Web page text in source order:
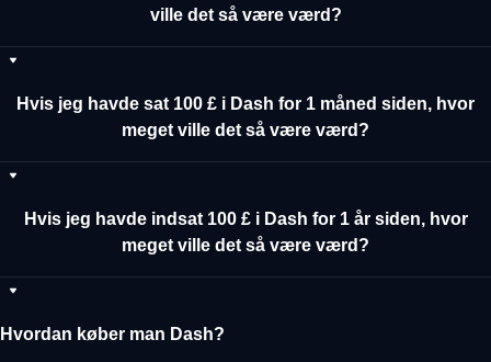
ville det så være værd?
Hvis jeg havde sat 100 £ i Dash for 1 måned siden, hvor
meget ville det så være værd?
Hvis jeg havde indsat 100 £ i Dash for 1 år siden, hvor
meget ville det så være værd?
Hvordan køber man Dash?